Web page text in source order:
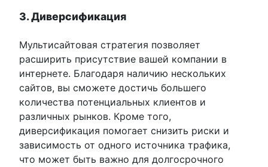
3. Диверсификация
Мультисайтовая стратегия позволяет
расширить присутствие вашей компании в
интернете. Благодаря наличию нескольких
сайтов, вы сможете достичь большего
количества потенциальных клиентов и
различных рынков. Кроме того,
диверсификация помогает снизить риски и
зависимость от одного источника трафика,
что может быть важно для долгосрочного